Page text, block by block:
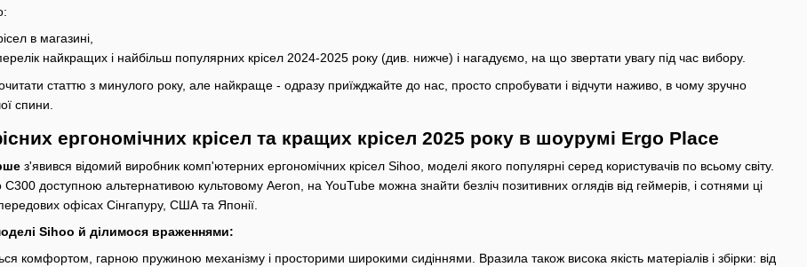
в магазині,
найкращих і найбільш популярних крісел 2024-2025 року (див. нижче) і нагадуємо, на що звертати увагу під час вибору.
статтю з минулого року, але найкраще - одразу приїжджайте до нас, просто спробувати і відчути наживо, в чому зручно
спини.
ергономічних крісел та кращих крісел 2025 року в шоурумі Ergo Place
з'явився відомий виробник комп'ютерних ергономічних крісел Sihoo, моделі якого популярні серед користувачів по всьому світу.
доступною альтернативою культовому Aeron, на YouTube можна знайти безліч позитивних оглядів від геймерів, і сотнями ці
офісах Сінгапуру, США та Японії.
Sihoo й ділимося враженнями:
комфортом, гарною пружиною механізму і просторими широкими сидіннями. Вразила також висока якість матеріалів і збірки: від